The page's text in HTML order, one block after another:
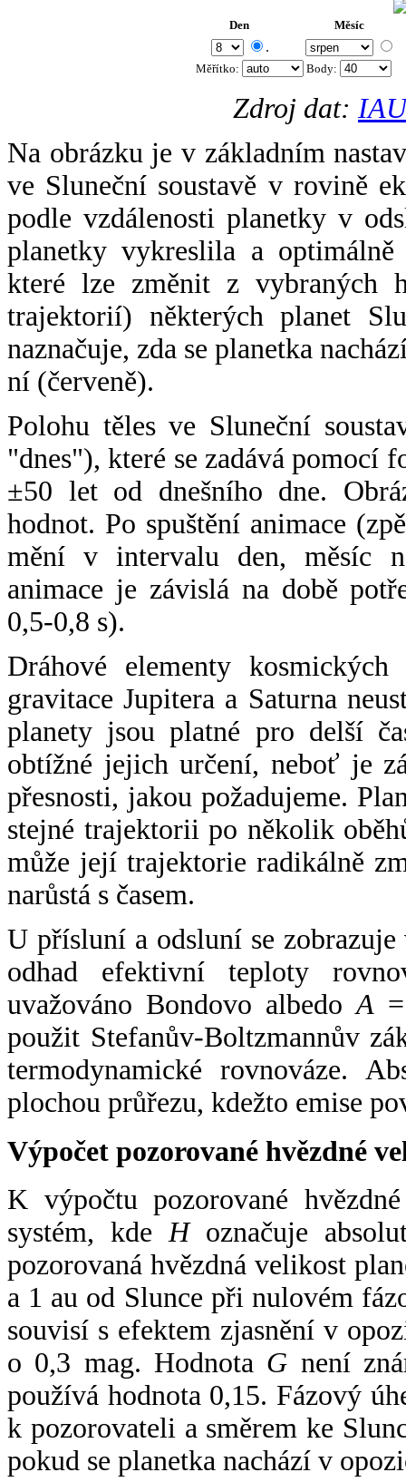
Den Měsíc
.
Měřítko: Body:
Zdroj dat:
Na obrázku je v základním
ve Sluneční soustavě v rovině
podle vzdálenosti planetky v
planetky vykreslila a
které lze změnit z vybraných
trajektorií) některých planet
naznačuje, zda se planetka
ní (červeně).
Polohu těles ve Sluneční
"dnes"), které se zadává pomocí
±50 let od dnešního dne.
hodnot. Po spuštění animace
mění v intervalu den, měsíc
animace je závislá na době
0,5-0,8 s).
Dráhové elementy
gravitace Jupitera a Saturna
planety jsou platné pro delší
obtížné jejich určení, neboť je
přesnosti, jakou požadujeme.
stejné trajektorii po několik
může její trajektorie radikálně
narůstá s časem.
U přísluní a odsluní se
odhad efektivní teploty
uvažováno Bondovo albedoA
použit Stefanův-Boltzmannův
termodynamické rovnováze.
plochou průřezu, kdežto emise
Výpočet pozorované hvězdné
K výpočtu pozorované
systém, kde Hoznačuje
pozorovaná hvězdná velikost
a 1 au od Slunce při nulovém
souvisí s efektem zjasnění v
o 0,3 mag. Hodnota G není
používá hodnota 0,15. Fázový
k pozorovateli a směrem ke
pokud se planetka nachází v